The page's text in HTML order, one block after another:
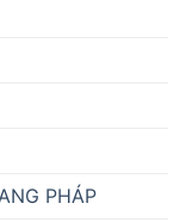
PHÁP